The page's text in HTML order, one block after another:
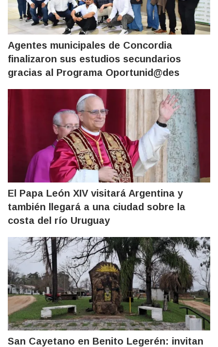
Agentes municipales de Concordia
finalizaron sus estudios secundarios
gracias al Programa Oportunid@des
El Papa León XIV visitará Argentina y
también llegará a una ciudad sobre la
costa del río Uruguay
San Cayetano en Benito Legerén: invitan